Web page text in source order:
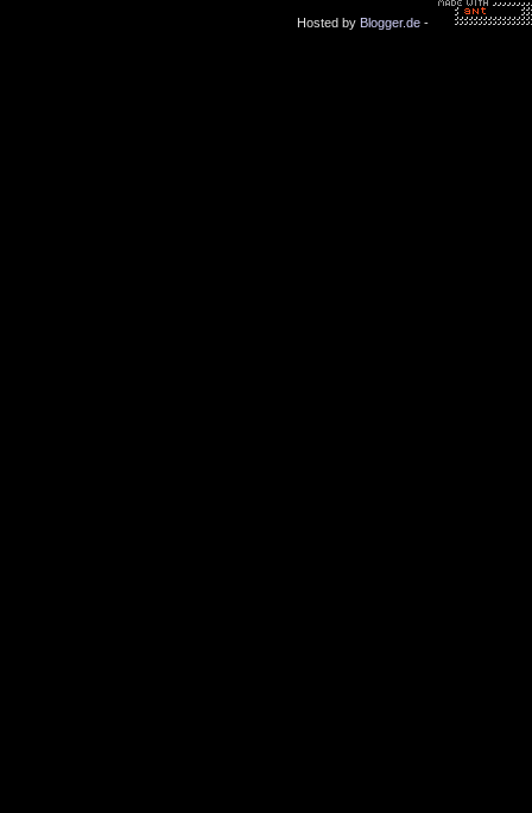
Hosted by Blogger.de -